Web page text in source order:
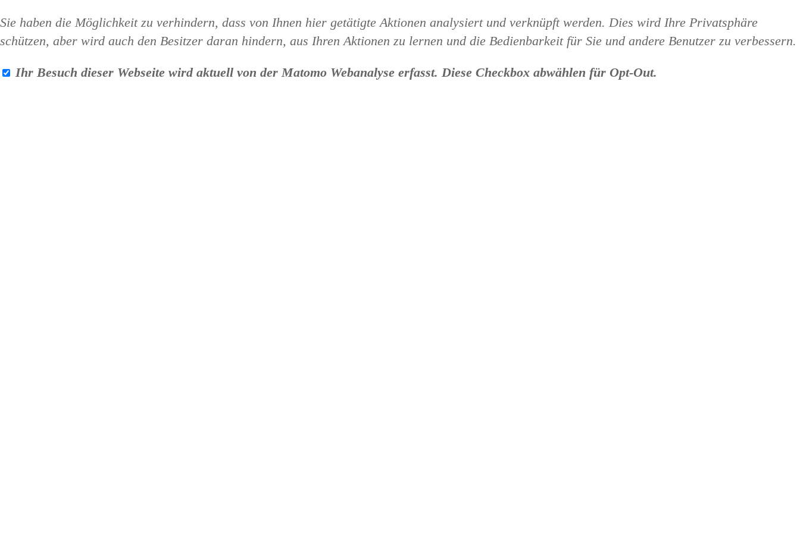
Sie haben die Möglichkeit zu verhindern, dass von Ihnen hier getätigte Aktionen analysiert und verknüpft werden. Dies wird Ihre Privatsphäre
schützen, aber wird auch den Besitzer daran hindern, aus Ihren Aktionen zu lernen und die Bedienbarkeit für Sie und andere Benutzer zu verbessern.
Ihr Besuch dieser Webseite wird aktuell von der Matomo Webanalyse erfasst. Diese Checkbox abwählen für Opt-Out.